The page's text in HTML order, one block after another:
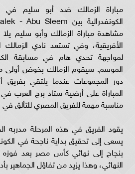
مباراة الزمالك ضد أبو سليم في
مشاهدة مباراة الزمالك وأبو سليم
الأفريقية، وفي تستعد نادي
لمواجهة تحدي هام في مسابقة
الموسم. سيقوم الزمالك بخوض أولى
دور المجموعات عندما يلتقي بفريق
المباراة على أرضية ستاد برج العرب
مناسبة مهمة للفريق المصري للتألق في
يقود الفريق في هذه المرحلة مدربه
يسعى إلى تحقيق بداية ناجحة في
بنجاح إلى نهائي كأس مصر بعد
النهائي، وهذا يزيد من تفاؤل الجماهير